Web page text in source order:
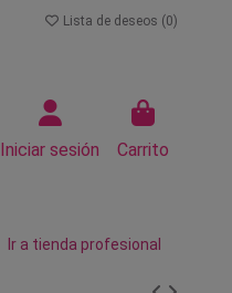
Lista de deseos (0)
Iniciar sesión Carrito
Ir a tienda profesional